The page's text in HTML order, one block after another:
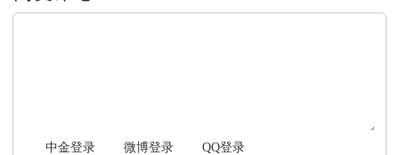
中金登录 微博登录 QQ登录